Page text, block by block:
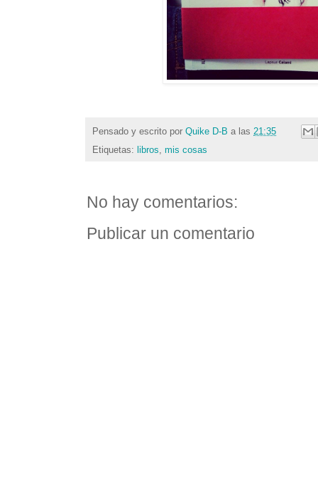
Pensado y escrito por Quike D-B a las 21:35
Etiquetas: libros, mis cosas
No hay comentarios:
Publicar un comentario